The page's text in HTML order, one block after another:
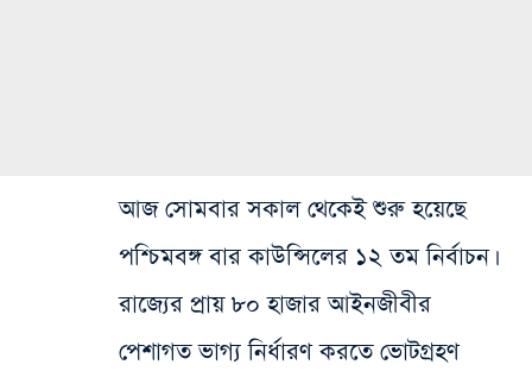
আজ সোমবার সকাল থেকেই শুরু হয়েছে
পশ্চিমবঙ্গ বার কাউন্সিলের ১২ তম নির্বাচন।
রাজ্যের প্রায় ৮০ হাজার আইনজীবীর
পেশাগত ভাগ্য নির্ধারণ করতে ভোটগ্রহণ